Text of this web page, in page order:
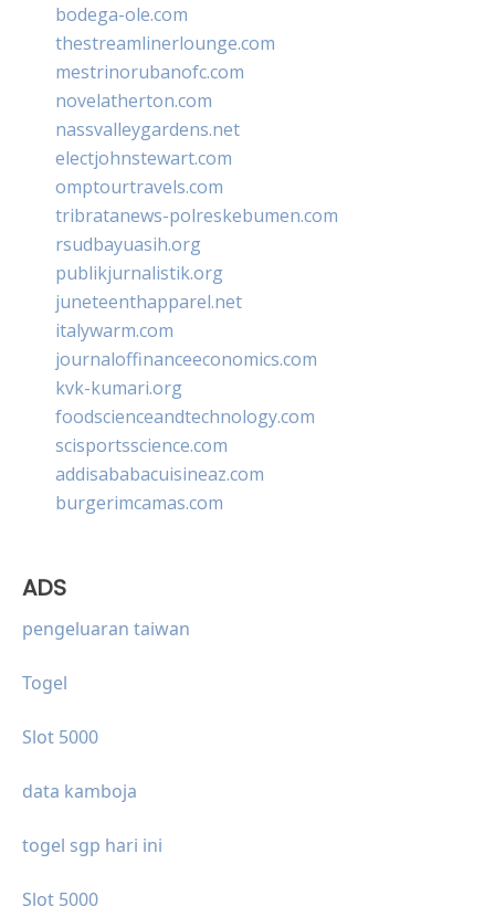
bodega-ole.com
thestreamlinerlounge.com
mestrinorubanofc.com
novelatherton.com
nassvalleygardens.net
electjohnstewart.com
omptourtravels.com
tribratanews-polreskebumen.com
rsudbayuasih.org
publikjurnalistik.org
juneteenthapparel.net
italywarm.com
journaloffinanceeconomics.com
kvk-kumari.org
foodscienceandtechnology.com
scisportsscience.com
addisababacuisineaz.com
burgerimcamas.com
ADS
pengeluaran taiwan
Togel
Slot 5000
data kamboja
togel sgp hari ini
Slot 5000